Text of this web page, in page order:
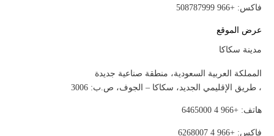
فاكس: +966 508787999
عرض الموقع
مدينة سكاكا
المملكة العربية السعودية، منطقة صناعية جديدة
، طريق الإقليمي الجديد، سكاكا – الجوف، ص.ب: 3006
هاتف: +966 4 6465000
فاكس: +966 4 6268007